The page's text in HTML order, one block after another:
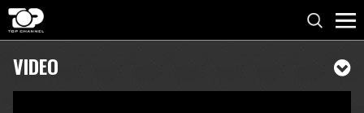
VIDEO